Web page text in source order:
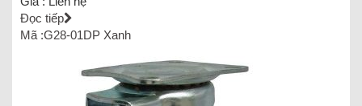
Đọc tiếp
Mã :G28-01DP Xanh